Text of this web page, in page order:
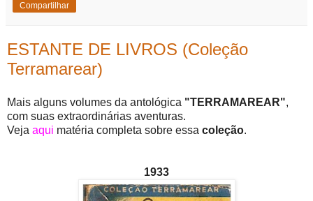
Compartilhar
ESTANTE DE LIVROS (Coleção
Terramarear)
Mais alguns volumes da antológica "TERRAMAREAR",
com suas extraordinárias aventuras.
Veja aqui matéria completa sobre essa coleção.
1933